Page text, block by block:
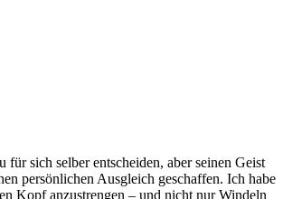
sich selber entscheiden, aber seinen Geist
persönlichen Ausgleich geschaffen. Ich habe
Kopf anzustrengen – und nicht nur Windeln